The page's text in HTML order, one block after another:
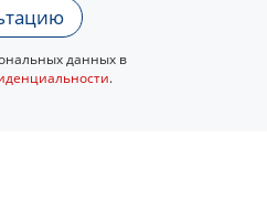
данных в
.